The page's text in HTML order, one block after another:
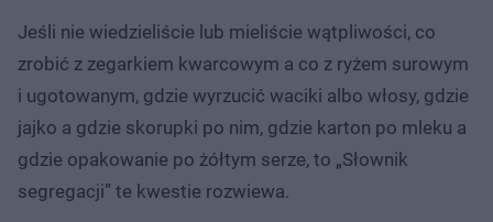
Jeśli nie wiedzieliście lub mieliście wątpliwości, co
zrobić z zegarkiem kwarcowym a co z ryżem surowym
i ugotowanym, gdzie wyrzucić waciki albo włosy, gdzie
jajko a gdzie skorupki po nim, gdzie karton po mleku a
gdzie opakowanie po żółtym serze, to „Słownik
segregacji” te kwestie rozwiewa.